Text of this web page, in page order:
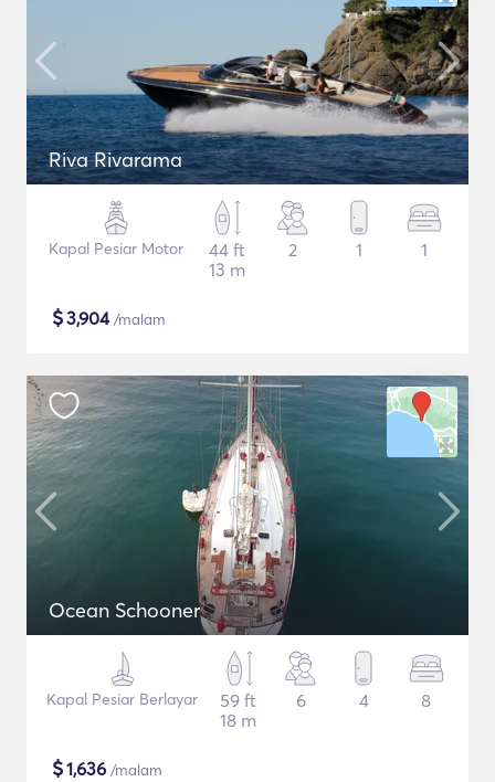
Riva Rivarama
Kapal Pesiar Motor
44 ft
13 m
2 1 1
$3,904/malam
Ocean Schooner
Kapal Pesiar Berlayar
59 ft
18 m
6 4 8
$1,636 /malam